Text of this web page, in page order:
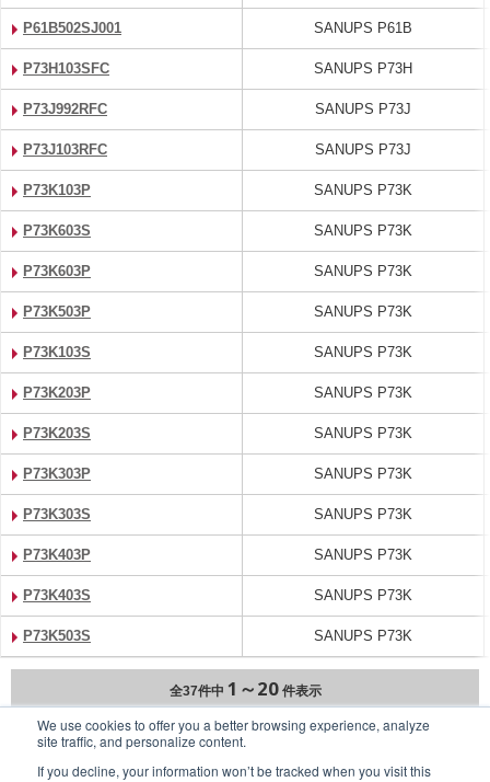
We use cookies to offer you a better browsing experience, analyze
site traffic, and personalize content.
If you decline, your information won’t be tracked when you visit this
P61B502SJ001 SANUPS P61B
P73H103SFC SANUPS P73H
P73J992RFC SANUPS P73J
P73J103RFC SANUPS P73J
P73K103P SANUPS P73K
P73K603S SANUPS P73K
P73K603P SANUPS P73K
P73K503P SANUPS P73K
P73K103S SANUPS P73K
P73K203P SANUPS P73K
P73K203S SANUPS P73K
P73K303P SANUPS P73K
P73K303S SANUPS P73K
P73K403P SANUPS P73K
P73K403S SANUPS P73K
P73K503S SANUPS P73K
全37件中 1～20件表示
次へ